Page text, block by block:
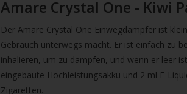
Amare Crystal One - Kiwi
Der Amare Crystal One Einwegdampfer ist
Gebrauch unterwegs macht. Er ist einfach zu
inhalieren, um zu dampfen, und wenn er leer
eingebaute Hochleistungsakku und 2 ml E-
Zigaretten.